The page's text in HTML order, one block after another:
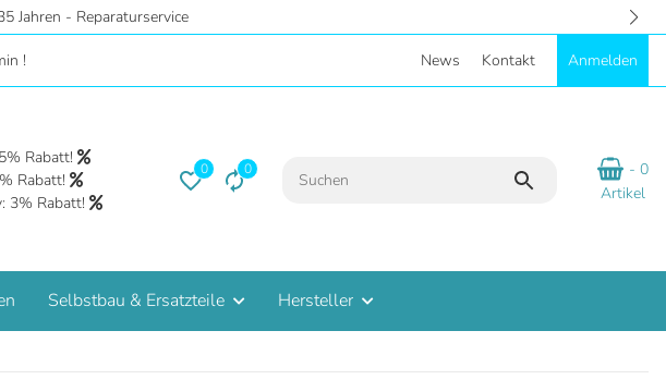
in Wohnraumatmosphäre - Eigene Parkplätze
! News Kontakt Anmelden
Rabatt!
Rabatt!
3% Rabatt!
0 0
- 0
Artikel
Selbstbau & Ersatzteile Hersteller